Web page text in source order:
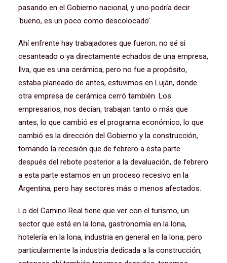
pasando en el Gobierno nacional, y uno podría decir
‘bueno, es un poco como descolocado’.
Ahí enfrente hay trabajadores que fueron, no sé si
cesanteado o ya directamente echados de una empresa,
Ilva, que es una cerámica, pero no fue a propósito,
estaba planeado de antes, estuvimos en Luján, donde
otra empresa de cerámica cerró también. Los
empresarios, nos decían, trabajan tanto o más que
antes, lo que cambió es el programa económico, lo que
cambió es la dirección del Gobierno y la construcción,
tomando la recesión que de febrero a esta parte
después del rebote posterior a la devaluación, de febrero
a esta parte estamos en un proceso recesivo en la
Argentina, pero hay sectores más o menos afectados.
Lo del Camino Real tiene que ver con el turismo, un
sector que está en la lona, gastronomía en la lona,
hotelería en la lona, industria en general en la lona, pero
particularmente la industria dedicada a la construcción,